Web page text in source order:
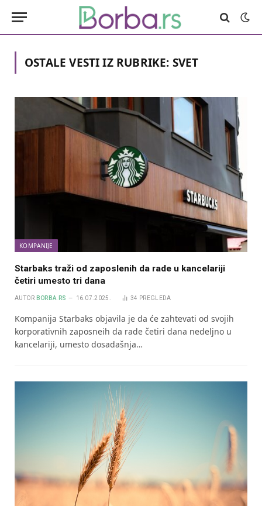
OSTALE VESTI IZ RUBRIKE: SVET
KOMPANIJE
Starbaks traži od zaposlenih da rade u kancelariji
četiri umesto tri dana
AUTOR BORBA.RS 16.07.2025. 34 PREGLEDA
Kompanija Starbaks objavila je da će zahtevati od svojih
korporativnih zaposneih da rade četiri dana nedeljno u
kancelariji, umesto dosadašnja…